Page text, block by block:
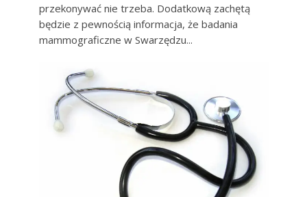
przekonywać nie trzeba. Dodatkową zachętą
będzie z pewnością informacja, że badania
mammograficzne w Swarzędzu...